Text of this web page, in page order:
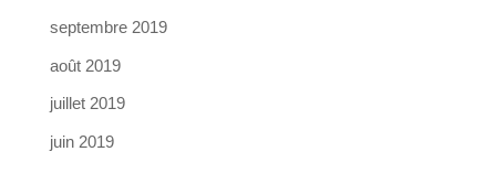
septembre 2019
août 2019
juillet 2019
juin 2019